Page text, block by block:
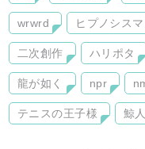
wrwrd ヒプノシス
二次創作 ハリポタ
龍が如く npr
テニスの王子様 鯨人